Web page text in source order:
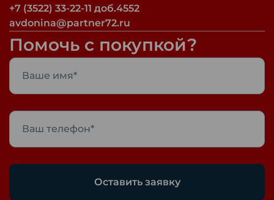
+7 (3522) 33-22-11 доб.4552
avdonina@partner72.ru
Помочь с покупкой?
Оставить заявку